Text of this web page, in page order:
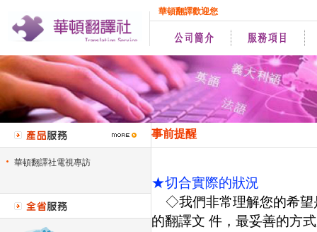
華頓翻譯歡迎您
華頓翻譯社電視專訪
事前提醒
★切合實際的狀況
◇我們非常理解您的希望
的翻譯文 件，最妥善的方